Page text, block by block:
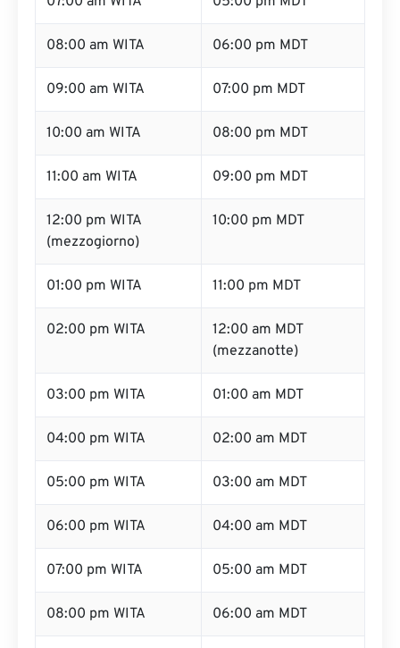
08:00 am WITA 06:00 pm MDT
09:00 am WITA 07:00 pm MDT
10:00 am WITA 08:00 pm MDT
11:00 am WITA 09:00 pm MDT
12:00 pm WITA
(mezzogiorno)
10:00 pm MDT
01:00 pm WITA 11:00 pm MDT
02:00 pm WITA
12:00 am MDT
(mezzanotte)
03:00 pm WITA 01:00 am MDT
04:00 pm WITA 02:00 am MDT
05:00 pm WITA 03:00 am MDT
06:00 pm WITA 04:00 am MDT
07:00 pm WITA 05:00 am MDT
08:00 pm WITA 06:00 am MDT